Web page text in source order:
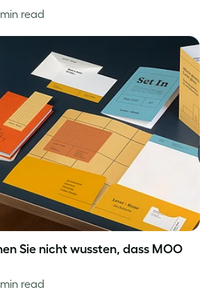
min read
Sie nicht wussten, dass MOO
read